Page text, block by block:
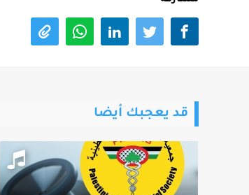
قد يعجبك أيضا